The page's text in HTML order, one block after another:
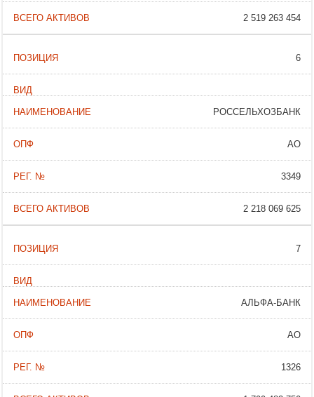
2 519 263 454
6
РОССЕЛЬХОЗБАНК
АО
3349
2 218 069 625
7
АЛЬФА-БАНК
АО
1326